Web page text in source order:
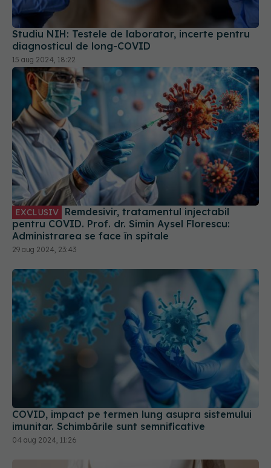
Studiu NIH: Testele de laborator, incerte pentru
diagnosticul de long-COVID
15 aug 2024, 18:22
EXCLUSIV
pentru COVID. Prof. dr. Simin Aysel Florescu:
Administrarea se face în spitale
29 aug 2024, 23:43
COVID, impact pe termen lung asupra sistemului
imunitar. Schimbările sunt semnificative
04 aug 2024, 11:26